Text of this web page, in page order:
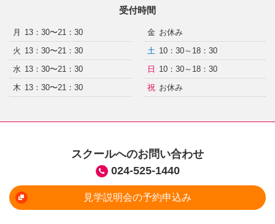
受付時間
月
13：30〜21：30
火 13：30〜21：30
水 13：30〜21：30
木 13：30〜21：30
金 お休み
土 10：30～18：30
日
10：30～18：30
祝 お休み
スクールへのお問い合わせ
024-525-1440
見学説明会の予約申込み